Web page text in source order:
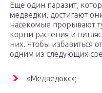
Еще один паразит,
медведки, достигают
насекомые прорывают
корни растения и
них. Чтобы избавиться
одним из следующих
«Медведокс»;